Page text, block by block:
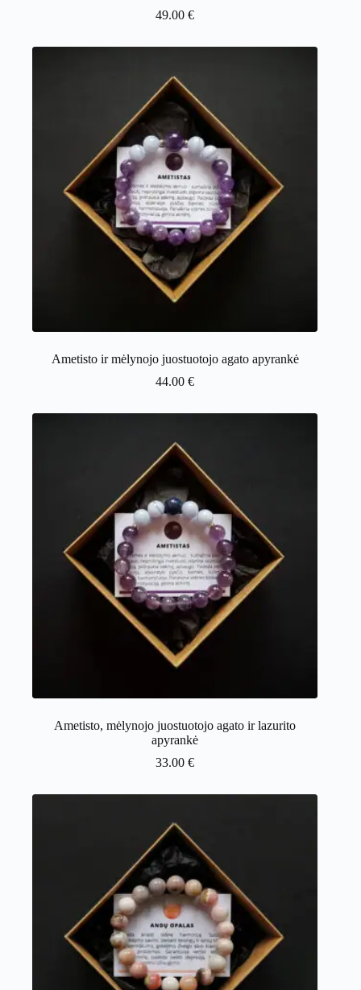
49.00€
Ametisto ir mėlynojo juostuotojo agato apyrankė
44.00€
Ametisto, mėlynojo juostuotojo agato ir lazurito
apyrankė
33.00€